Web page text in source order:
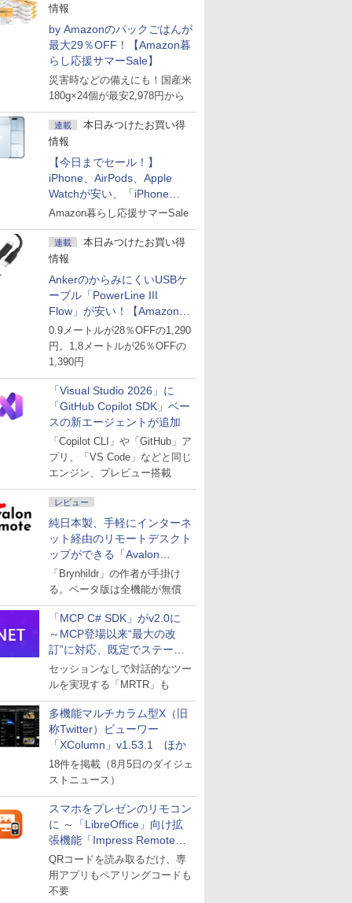
情報
by Amazonのパックごはんが
最大29％OFF！【Amazon暮
らし応援サマーSale】
災害時などの備えにも！国産米
180g×24個が最安2,978円から
連載
本日みつけたお買い得
情報
【今日までセール！】
iPhone、AirPods、Apple
Watchが安い、「iPhone
Air」256GB版が139,800円な
Amazon暮らし応援サマーSale
連載
本日みつけたお買い得
情報
AnkerのからみにくいUSBケ
ーブル「PowerLine III
Flow」が安い！【Amazon暮
らし応援サマーSale】
0.9メートルが28％OFFの1,290
円。1,8メートルが26％OFFの
1,390円
「Visual Studio 2026」に
「GitHub Copilot SDK」ベー
スの新エージェントが追加
「Copilot CLI」や「GitHub」ア
プリ、「VS Code」などと同じ
エンジン、プレビュー搭載
レビュー
純日本製、手軽にインターネ
ット経由のリモートデスクト
ップができる「Avalon
remote」
「Brynhildr」の作者が手掛け
る。ベータ版は全機能が無償
「MCP C# SDK」がv2.0に
～MCP登場以来“最大の改
訂”に対応、既定でステート
レスへ
セッションなしで対話的なツー
ルを実現する「MRTR」も
多機能マルチカラム型X（旧
称Twitter）ビューワー
「XColumn」v1.53.1 ほか
18件を掲載（8月5日のダイジェ
ストニュース）
スマホをプレゼンのリモコン
に ～「LibreOffice」向け拡
張機能「Impress Remote」
が公開
QRコードを読み取るだけ、専
用アプリもペアリングコードも
不要